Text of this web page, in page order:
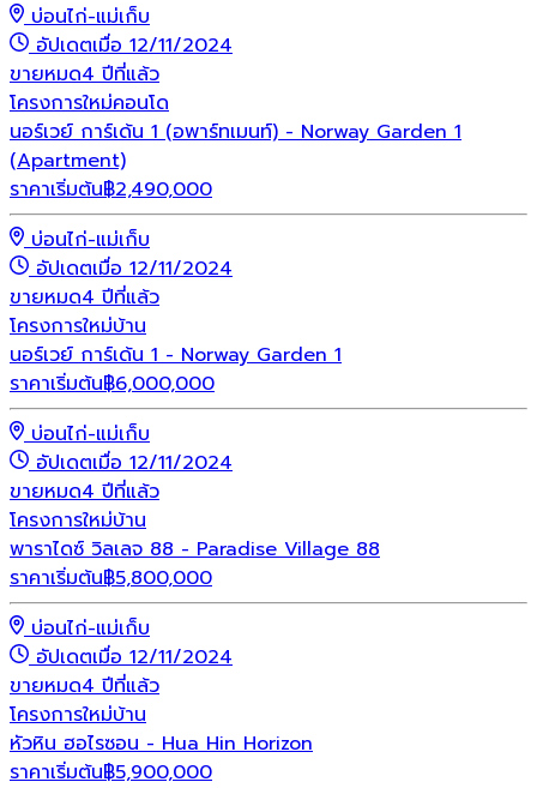
บ่อนไก่-แม่เก็บ
อัปเดตเมื่อ 12/11/2024
ขายหมด4 ปีที่แล้ว
โครงการใหม่คอนโด
นอร์เวย์ การ์เด้น 1 (อพาร์ทเมนท์) - Norway Garden 1
(Apartment)
ราคาเริ่มต้น฿2,490,000
บ่อนไก่-แม่เก็บ
อัปเดตเมื่อ 12/11/2024
ขายหมด4 ปีที่แล้ว
โครงการใหม่บ้าน
นอร์เวย์ การ์เด้น 1 - Norway Garden 1
ราคาเริ่มต้น฿6,000,000
บ่อนไก่-แม่เก็บ
อัปเดตเมื่อ 12/11/2024
ขายหมด4 ปีที่แล้ว
โครงการใหม่บ้าน
พาราไดซ์ วิลเลจ 88 - Paradise Village 88
ราคาเริ่มต้น฿5,800,000
บ่อนไก่-แม่เก็บ
อัปเดตเมื่อ 12/11/2024
ขายหมด4 ปีที่แล้ว
โครงการใหม่บ้าน
หัวหิน ฮอไรซอน - Hua Hin Horizon
ราคาเริ่มต้น฿5,900,000